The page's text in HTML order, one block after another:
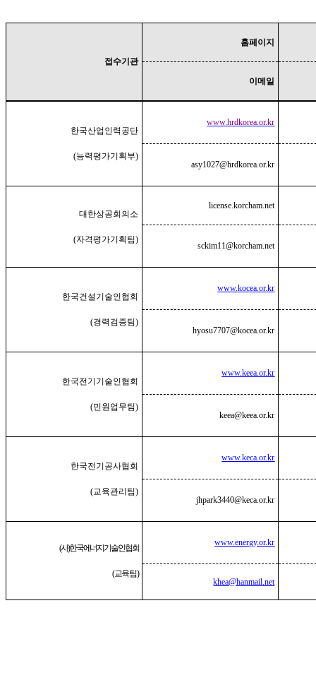
접수기관
홈페이지
이메일
한국산업인력공단
(능력평가기획부)
www.hrdkorea.or.kr
asy1027@hrdkorea.or.kr
대한상공회의소
(자격평가기획팀)
license.korcham.net
sckim11@korcham.net
한국건설기술인협회
(경력검증팀)
www.kocea.or.kr
hyosu7707@kocea.or.kr
한국전기기술인협회
(민원업무팀)
www.keea.or.kr
keea@keea.or.kr
한국전기공사협회
(교육관리팀)
www.keca.or.kr
jhpark3440@keca.or.kr
(사)한국에너지기술인협회
(교육팀)
www.energy.or.kr
khea@hanmail.net